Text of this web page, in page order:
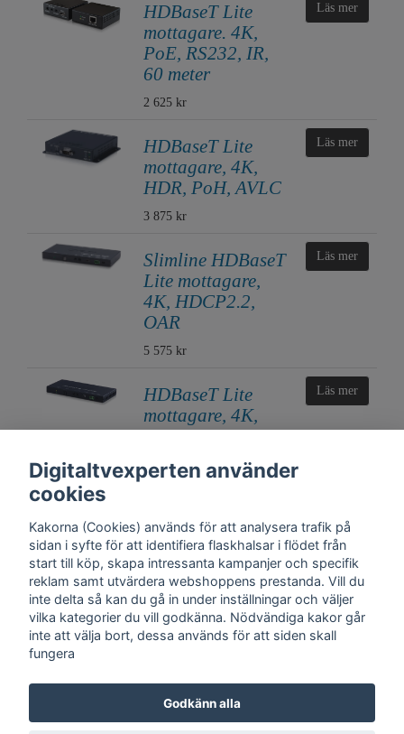
HDBaseT Lite
mottagare. 4K,
PoE, RS232, IR,
60 meter
2 625 kr
Läs mer
HDBaseT Lite
mottagare, 4K,
HDR, PoH, AVLC
3 875 kr
Läs mer
Slimline HDBaseT
Lite mottagare,
4K, HDCP2.2,
OAR
5 575 kr
Läs mer
HDBaseT Lite
mottagare, 4K,
HDR, PoH, AVLC,
Läs mer
Kontakt Trygghet Cookies Support Köpinfo Om oss English
Köpvillkor, Digitaltvexperten.se
Digitaltvexperten använder
cookies
Kakorna (Cookies) används för att analysera trafik på
sidan i syfte för att identifiera flaskhalsar i flödet från
start till köp, skapa intressanta kampanjer och specifik
reklam samt utvärdera webshoppens prestanda. Vill du
inte delta så kan du gå in under inställningar och väljer
vilka kategorier du vill godkänna. Nödvändiga kakor går
inte att välja bort, dessa används för att siden skall
fungera
Godkänn alla